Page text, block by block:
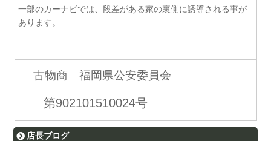
一部のカーナビでは、段差がある家の裏側に誘導される事が
あります。
古物商 福岡県公安委員会
第902101510024号
店長ブログ